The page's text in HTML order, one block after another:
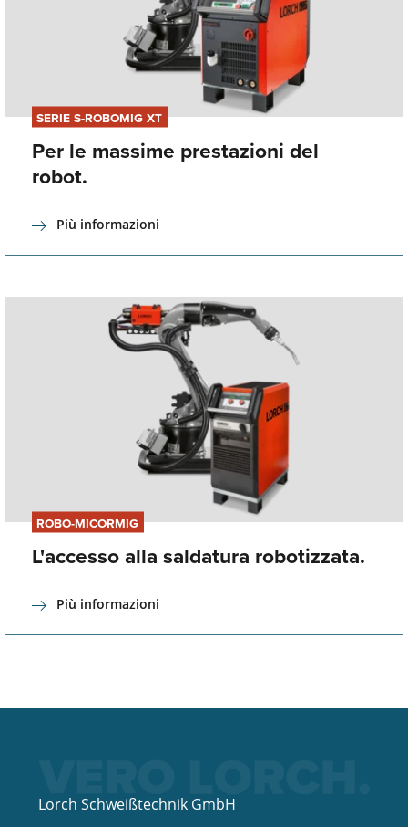
SERIE S-ROBOMIG XT
Per le massime prestazioni del
robot.
Più informazioni
ROBO-MICORMIG
L'accesso alla saldatura robotizzata.
Più informazioni
Lorch Schweißtechnik GmbH